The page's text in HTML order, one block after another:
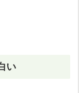
い